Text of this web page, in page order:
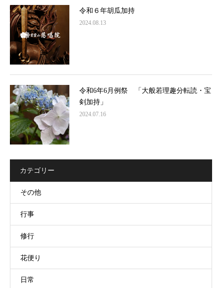
令和６年胡瓜加持
2024.08.13
令和6年6月例祭 「大般若理趣分転読・宝
剣加持」
2024.07.16
カテゴリー
その他
行事
修行
花便り
日常